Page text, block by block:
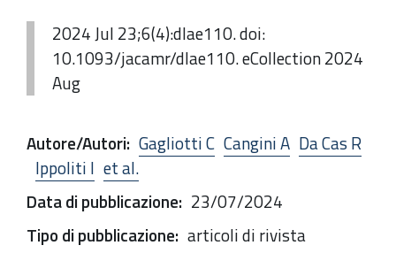
2024 Jul 23;6(4):dlae110. doi:
10.1093/jacamr/dlae110. eCollection 2024
Aug
Autore/Autori: Gagliotti C Cangini A Da Cas R
Ippoliti I et al.
Data di pubblicazione: 23/07/2024
Tipo di pubblicazione: articoli di rivista